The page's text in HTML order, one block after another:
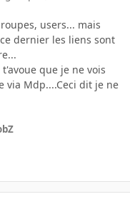
users... mais
ce dernier les liens sont
que je ne vois
via Mdp....Ceci dit je ne